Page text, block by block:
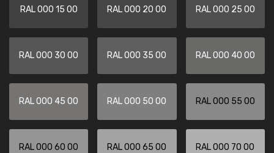
RAL 000 15 00 RAL 000 20 00 RAL 000 25 00
RAL 000 30 00 RAL 000 35 00 RAL 000 40 00
RAL 000 45 00 RAL 000 50 00 RAL 000 55 00
RAL 000 60 00 RAL 000 65 00 RAL 000 70 00